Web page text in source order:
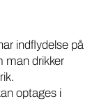
indflydelse på
man drikker
optages i